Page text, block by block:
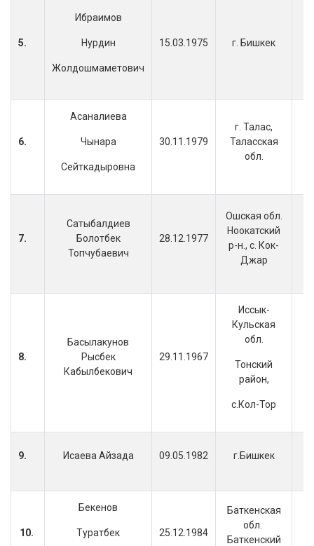
5.
Ибраимов
Нурдин
Жолдошмаметович
15.03.1975 г. Бишкек
6.
Асаналиева
Чынара
Сейткадыровна
30.11.1979
г. Талас,
Таласская
обл.
7.
Сатыбалдиев
Болотбек
Топчубаевич
28.12.1977
Ошская обл.
Ноокатский
р-н., с. Кок-
Джар
8.
Басылакунов
Рысбек
Кабылбекович
29.11.1967
Иссык-
Кульская
обл.
Тонский
район,
с.Кол-Тор
9. Исаева Айзада 09.05.1982 г.Бишкек
10.
Бекенов
Туратбек 25.12.1984
Баткенская
обл.
Баткенский